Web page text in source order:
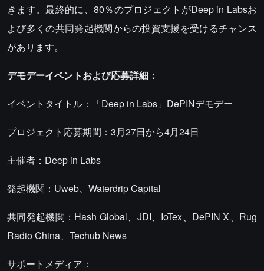
きます。最終的に、80％のプロジェクトがDeep in Labsお
よび多くの共同発起機関からの投資支援を受けるチャンス
があります。
デモデーイベントおよび応募詳細：
イベントタイトル：「Deep in Labs」DePINデモデー
プロジェクト応募期間：3月27日から4月24日
主催者：Deep in Labs
発起機関：Uweb、Waterdrip Capital
共同発起機関：Hash Global、JDI、IoTex、DePIN X、Rug
Radio China、Techub News
サポートメディア：